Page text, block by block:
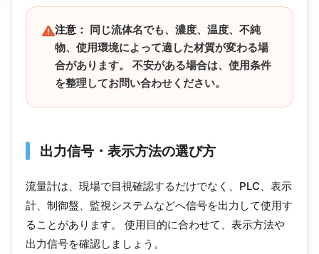
注意：
同じ流体名でも、濃度、温度、不純
物、使用環境によって適した材質が変わる場
合があります。 不安がある場合は、使用条件
を整理してお問い合わせください。
出力信号・表示方法の選び方
流量計は、現場で目視確認するだけでなく、PLC、表示
計、制御盤、監視システムなどへ信号を出力して使用す
ることがあります。 使用目的に合わせて、表示方法や
出力信号を確認しましょう。